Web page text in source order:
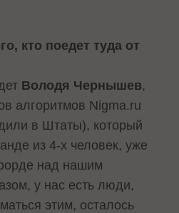
кто поедет туда от
Володя Чернышев,
алгоритмов Nigma.ru
в Штаты), который
из 4-х человек, уже
над нашим
у нас есть люди,
этим, осталось